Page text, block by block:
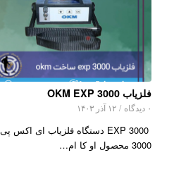
فلزیاب OKM EXP 3000
۰ دیدگاه / ۱۲ آذر ۱۴۰۳
EXP 3000 دستگاه فلزیاب ای اکس پی
3000 محصول او کا ام…